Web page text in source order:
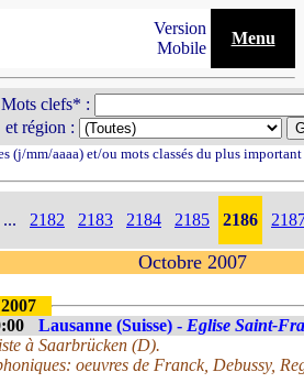
Version
Mobile
Menu
Mots clefs* :
et région :
(j/mm/aaaa) et/ou mots classés du plus
... 2182 2183 2184 2185 2186
Octobre 2007
Lausanne (Suisse) - Eglise Saint-
à Saarbrücken (D).
oeuvres de Franck, Debussy,